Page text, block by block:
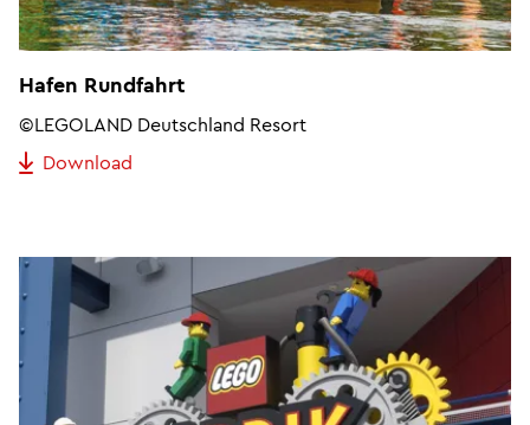
Hafen Rundfahrt
©LEGOLAND Deutschland Resort
Download